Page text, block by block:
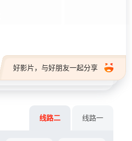
好影片，与好朋友一起分享
线路二 线路一